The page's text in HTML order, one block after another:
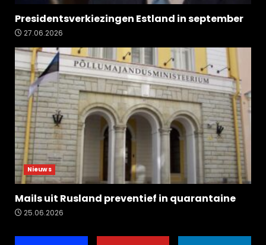
Presidentsverkiezingen Estland in september
27.06.2026
Nieuws
Mails uit Rusland preventief in quarantaine
25.06.2026